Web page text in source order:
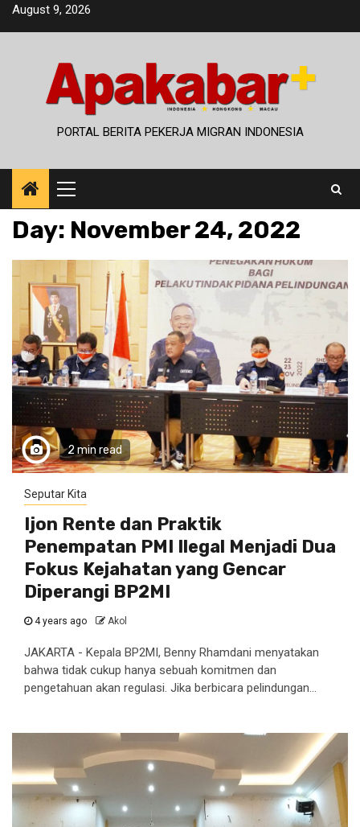
SkipAugust 9, 2026
PORTAL BERITA PEKERJA MIGRAN INDONESIA
Primary
Menu
Day: November 24, 2022
2 min read
Seputar Kita
Ijon Rente dan Praktik
Penempatan PMI Ilegal Menjadi Dua
Fokus Kejahatan yang Gencar
Diperangi BP2MI
4 years ago Akol
JAKARTA - Kepala BP2MI, Benny Rhamdani menyatakan
bahwa tidak cukup hanya sebuah komitmen dan
pengetahuan akan regulasi. Jika berbicara pelindungan...